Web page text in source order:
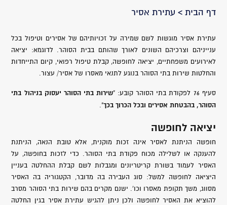
2. יציאה לחופשה
4. הצלחותיה של עו"ד ציקי פלדמן:
דף הבית > עתירת אסיר
עתירת אסיר מוגשות לשם שמירה על זכויותיהם של אסירים וטיפול בכל
ענייניהם וצרכיהם השונים לאורך שהותם בבית הסוהר. לדוגמא: יציאה
לאירועים משפחתיים, יציאה לחופשה, קבלת טיפול רפואי, קיום התייחדות
והחלטות שירות בתי הסוהר בנוגע לתנאי מאסרו של אסיר/ עצור.
סעיף 76 לפקודת בתי הסוהר קובע: "
שירות בתי הסוהר יעסוק בניהול בתי
הסוהר, בהבטחת אסירים ובכל הכרוך בכך".
יציאה לחופשה
חופשה הניתנת לאסיר אינה זכות מוקנית, אלא טובת הנאה, הניתנת
להענקה או לשלילה מכוח פקודת בתי הסוהר. כדי לזכות בחופשה, על
האסיר לעמוד בשורת קריטריונים ומגבלות לשם קבלת ההחלטה בעניין
היציאה לחופשה למשל: סוג העבירה בה מדובר, הקטגוריה בה האסיר
מסווג, משך תקופת מאסרו וכו'. ישנם מקרים בהם שירות בתי הסוהר מסרב
להוציא את האסיר לחופשה ולכן ניתן להגיש עתירת אסיר בגין החלטה